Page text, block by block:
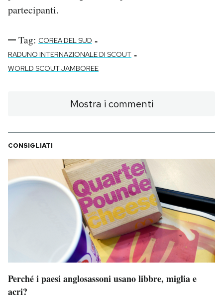
partecipanti.
Tag: COREA DEL SUD -
RADUNO INTERNAZIONALE DI SCOUT -
WORLD SCOUT JAMBOREE
Mostra i commenti
CONSIGLIATI
Perché i paesi anglosassoni usano libbre, miglia e
acri?